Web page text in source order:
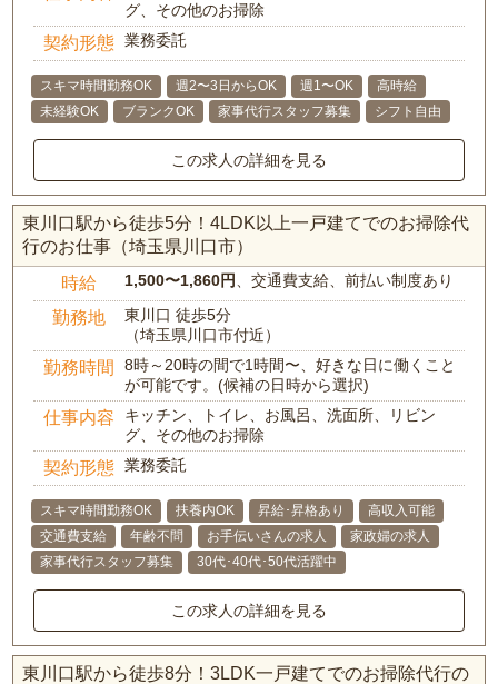
グ、その他のお掃除
契約形態 業務委託
スキマ時間勤務OK 週2〜3日からOK 週1〜OK
高時給
未経験OK
ブランクOK 家事代行スタッフ募集 シフト自由
この求人の詳細を見る
東川口駅から徒歩5分！4LDK以上一戸建てでのお掃除代
行のお仕事（埼玉県川口市）
時給 1,500〜1,860円、交通費支給、前払い制度あり
勤務地
東川口 徒歩5分
（埼玉県川口市付近）
勤務時間
8時～20時の間で1時間〜、好きな日に働くこと
が可能です。(候補の日時から選択)
仕事内容
キッチン、トイレ、お風呂、洗面所、リビン
グ、その他のお掃除
契約形態 業務委託
スキマ時間勤務OK 扶養内OK 昇給･昇格あり
高収入可能
交通費支給
年齢不問 お手伝いさんの求人
家政婦の求人
家事代行スタッフ募集
30代･40代･50代活躍中
この求人の詳細を見る
東川口駅から徒歩8分！3LDK一戸建てでのお掃除代行の